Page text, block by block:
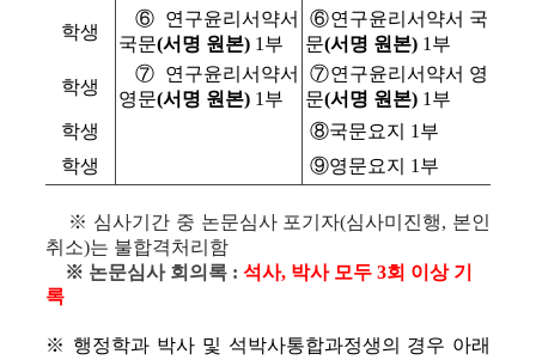
학생
⑥연구윤리서약서
국문(서명 원본) 1부
⑥연구윤리서약서 국
문(서명 원본) 1부
학생
⑦연구윤리서약서
영문(서명 원본) 1부
⑦연구윤리서약서 영
문(서명 원본) 1부
학생
⑧국문요지 1부
학생
⑨영문요지 1부
※ 심사기간 중 논문심사 포기자(심사미진행, 본인
취소)는 불합격처리함
※ 논문심사 회의록 : 석사, 박사 모두 3회 이상 기
록
※ 행정학과 박사 및 석박사통합과정생의 경우 아래